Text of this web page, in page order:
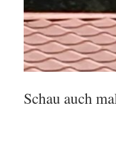
Schau auch